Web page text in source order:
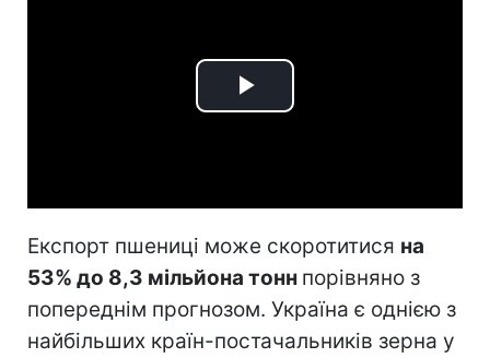
Play
Експорт пшениці може скоротитися на
53% до 8,3 мільйона тонн порівняно з
попереднім прогнозом. Україна є однією з
найбільших країн-постачальників зерна у